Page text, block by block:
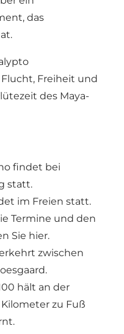
das
Freiheit und
des Maya-
findet bei
statt.
im Freien statt.
Termine und den
Sie hier.
zwischen
hält an der
zu Fuß